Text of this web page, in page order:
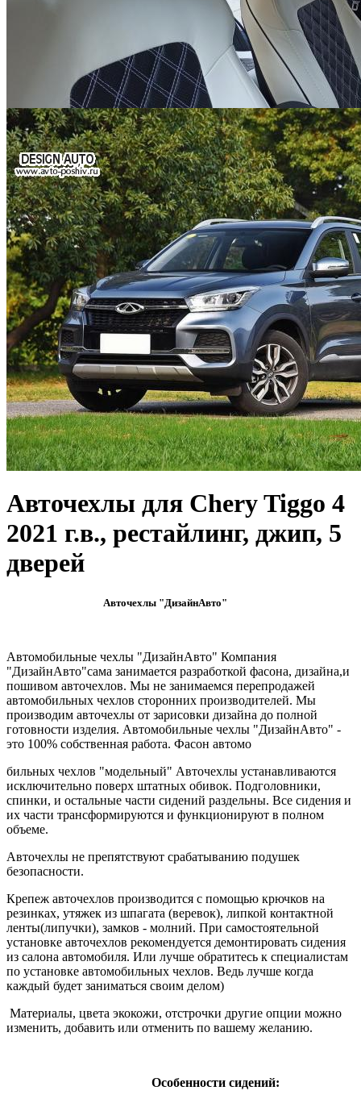
Авточехлы для Chery Tiggo 4
2021 г.в., рестайлинг, джип, 5
дверей
Авточехлы "ДизайнАвто"
Автомобильные чехлы "ДизайнАвто" Компания
"ДизайнАвто"сама занимается разработкой фасона, дизайна,и
пошивом авточехлов. Мы не занимаемся перепродажей
автомобильных чехлов сторонних производителей. Мы
производим авточехлы от зарисовки дизайна до полной
готовности изделия. Автомобильные чехлы "ДизайнАвто" -
это 100% собственная работа. Фасон автомо
бильных чехлов "модельный" Авточехлы устанавливаются
исключительно поверх штатных обивок. Подголовники,
спинки, и остальные части сидений раздельны. Все сидения и
их части трансформируются и функционируют в полном
объеме.
Авточехлы не препятствуют срабатыванию подушек
безопасности.
Крепеж авточехлов производится с помощью крючков на
резинках, утяжек из шпагата (веревок), липкой контактной
ленты(липучки), замков - молний. При самостоятельной
установке авточехлов рекомендуется демонтировать сидения
из салона автомобиля. Или лучше обратитесь к специалистам
по установке автомобильных чехлов. Ведь лучше когда
каждый будет заниматься своим делом)
Материалы, цвета экокожи, отстрочки другие опции можно
изменить, добавить или отменить по вашему желанию.
Особенности сидений: